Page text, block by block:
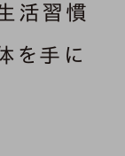
活習慣
を手に